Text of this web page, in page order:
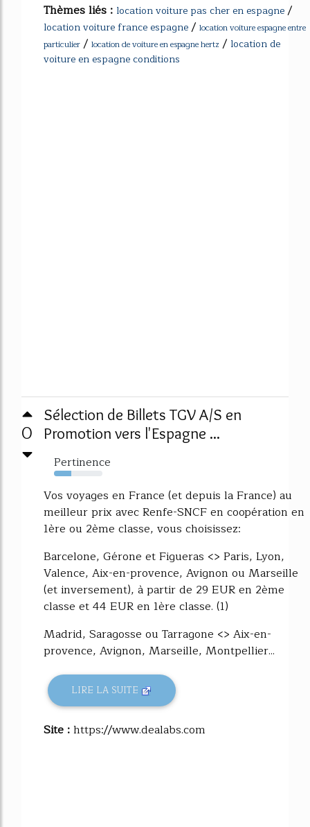
Thèmes liés : location voiture pas cher en espagne/
location voiture france espagne/ location voiture espagne entre
particulier / location de voiture en espagne hertz / location de
voiture en espagne conditions
0
Sélection de Billets TGV A/S en
Promotion vers l'Espagne ...
Pertinence
36%
Vos voyages en France (et depuis la France) au
meilleur prix avec Renfe-SNCF en coopération en
1ère ou 2ème classe, vous choisissez:
Barcelone, Gérone et Figueras <> Paris, Lyon,
Valence, Aix-en-provence, Avignon ou Marseille
(et inversement), à partir de 29 EUR en 2ème
classe et 44 EUR en 1ère classe. (1)
Madrid, Saragosse ou Tarragone <> Aix-en-
provence, Avignon, Marseille, Montpellier...
LIRE LA SUITE
Site :https://www.dealabs.com